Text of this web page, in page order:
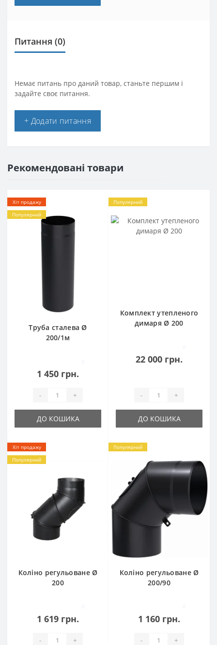
Питання (0)
Немає питань про даний товар, станьте першим і
задайте своє питання.
+ Додати питання
Рекомендовані товари
Хіт продажу
Популярний
Труба сталева Ø
200/1м
1 450 грн.
- +
ДО КОШИКА
Популярний
Комплект утепленого
димаря Ø 200
22 000 грн.
- +
ДО КОШИКА
Хіт продажу
Популярний
Коліно регульоване Ø
200
1 619 грн.
- +
Популярний
Коліно регульоване Ø
200/90
1 160 грн.
- +